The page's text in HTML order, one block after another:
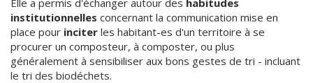
Elle a permis d'échanger autour des habitudes
institutionnelles concernant la communication mise en
place pour inciter les habitant-es d'un territoire à se
procurer un composteur, à composter, ou plus
généralement à sensibiliser aux bons gestes de tri - incluant
le tri des biodéchets.